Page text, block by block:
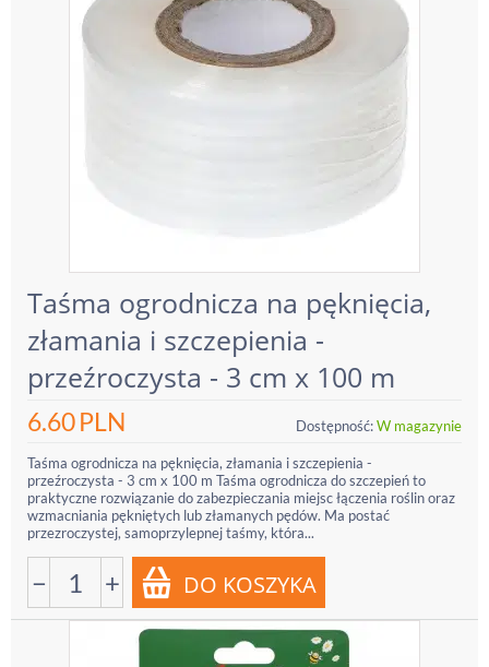
Taśma ogrodnicza na pęknięcia,
złamania i szczepienia -
przeźroczysta - 3 cm x 100 m
6.60PLN Dostępność:W magazynie
Taśma ogrodnicza na pęknięcia, złamania i szczepienia -
przeźroczysta - 3 cm x 100 m Taśma ogrodnicza do szczepień to
praktyczne rozwiązanie do zabezpieczania miejsc łączenia roślin oraz
wzmacniania pękniętych lub złamanych pędów. Ma postać
przezroczystej, samoprzylepnej taśmy, która...
− +